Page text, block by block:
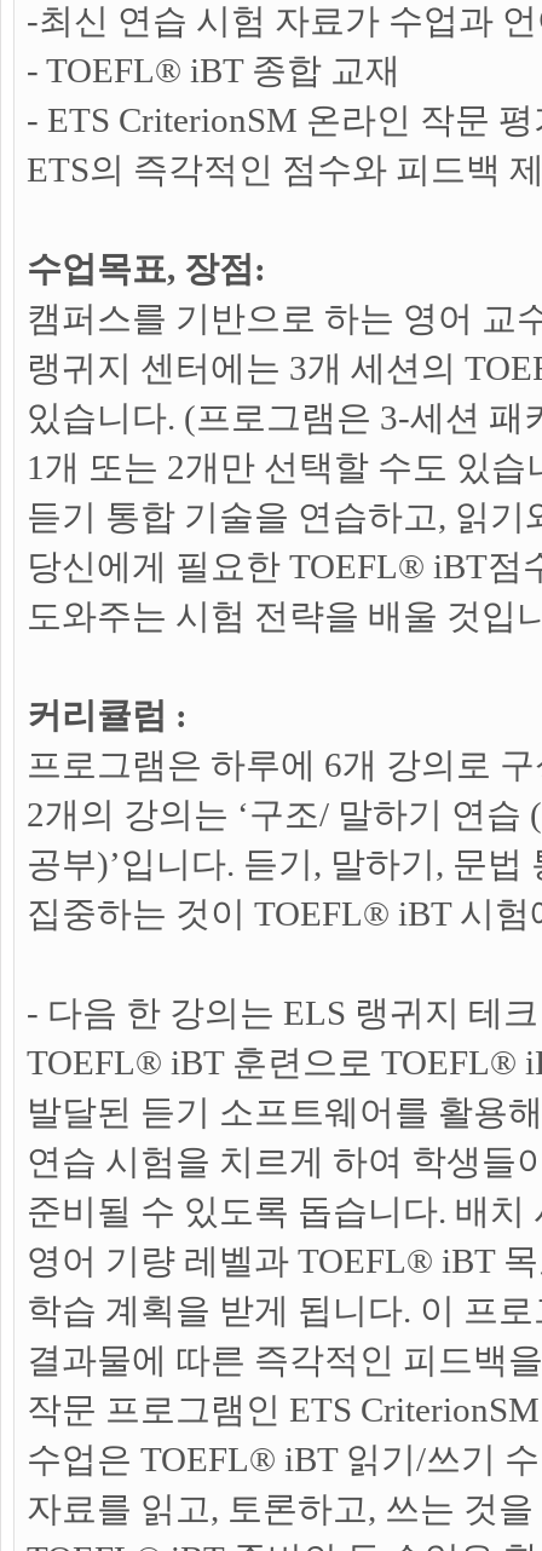
-최신 연습 시험 자료가 수업과
- TOEFL® iBT 종합 교재
- ETS CriterionSM 온라인 작문
ETS의 즉각적인 점수와 피드백
수업목표, 장점:
캠퍼스를 기반으로 하는 영어 교
랭귀지 센터에는 3개 세션의
있습니다. (프로그램은 3-세션 패
1개 또는 2개만 선택할 수도 있
듣기 통합 기술을 연습하고, 읽기
당신에게 필요한 TOEFL® iBT점
도와주는 시험 전략을 배울 것입
커리큘럼 :
프로그램은 하루에 6개 강의로
2개의 강의는 ‘구조/ 말하기 연습
공부)’입니다. 듣기, 말하기, 문법
집중하는 것이 TOEFL® iBT 시험
- 다음 한 강의는 ELS 랭귀지 테
TOEFL® iBT 훈련으로 TOEFL®
발달된 듣기 소프트웨어를 활용
연습 시험을 치르게 하여 학생들
준비될 수 있도록 돕습니다. 배치
영어 기량 레벨과 TOEFL® iBT
학습 계획을 받게 됩니다. 이 프
결과물에 따른 즉각적인 피드백
작문 프로그램인 ETS
수업은 TOEFL® iBT 읽기/쓰기
자료를 읽고, 토론하고, 쓰는 것